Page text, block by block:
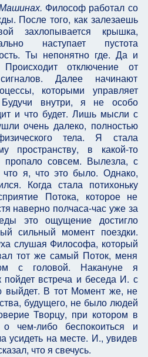
Философ работал со
После того, как залезаешь
захлопывается крышка,
наступает пустота
Ты непонятно где. Да и
отключение от
Далее начинают
которыми управляет
внутри, я не особо
и что будет. Лишь мысли с
очень далеко, полностью
тела. Я стала
пространству, в какой-то
совсем. Вылезла, с
я, что это было. Однако,
Когда стала потихоньку
Потока, которое не
наверно полчаса-час уже за
это ощущение достигло
сильный момент поездки.
слушая Философа, который
тот же самый Поток, меня
с головой. Накануне я
пойдет встреча и беседа И. с
выйдет. В тот Момент же, не
будущего, не было людей
Творцу, при котором в
чем-либо беспокоиться и
усидеть на месте. И., увидев
что я свечусь.